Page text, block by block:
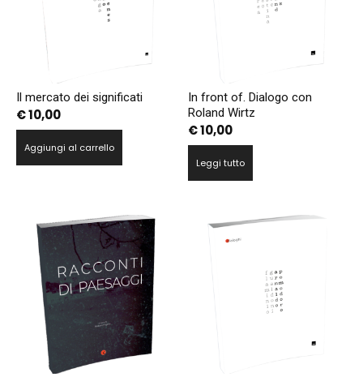
Il mercato dei significati
€10,00
Aggiungi al carrello
In front of. Dialogo con
Roland Wirtz
€10,00
Leggi tutto